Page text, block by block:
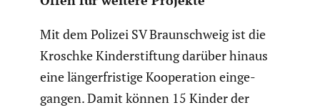
Mit dem Polizei SV Braun­schweig ist die
Kroschke Kinder­stif­tung darüber hinaus
eine länger­fris­tige Koope­ra­tion einge­
gangen. Damit können 15 Kinder der